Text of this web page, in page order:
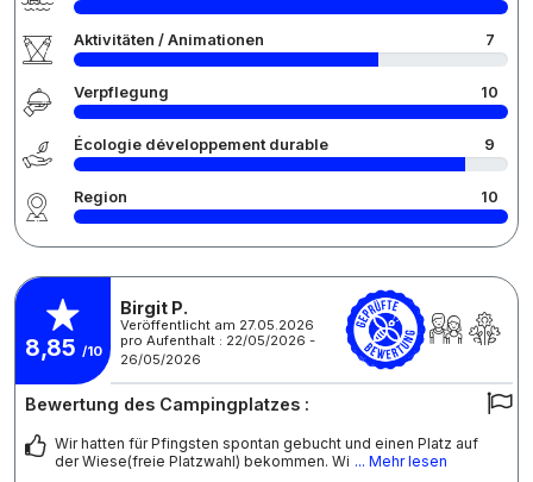
Aktivitäten / Animationen 7
Verpflegung 10
Écologie développement durable 9
Region 10
8,85 /10
Birgit P.
Veröffentlicht am 27.05.2026
pro Aufenthalt : 22/05/2026 -
26/05/2026
Bewertung des Campingplatzes :
Wir hatten für Pfingsten spontan gebucht und einen Platz auf
der Wiese(freie Platzwahl) bekommen. Wi ... Mehr lesen